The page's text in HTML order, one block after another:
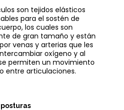
son tejidos elásticos
para el sostén de
los cuales son
de gran tamaño y están
venas y arterias que les
oxígeno y al
permiten un movimiento
entre articulaciones.